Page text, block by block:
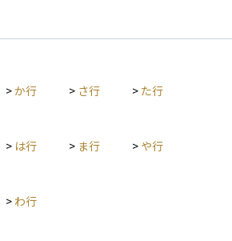
したもので、より現実的で慎重なリスク
では、リーマンショックのような極端な
かもしれませんが、「想定を超えた損失
>か行 > さ行 > た行
> は行 > ま行 > や行
> わ行